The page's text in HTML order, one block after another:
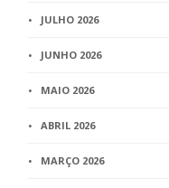
JULHO 2026
JUNHO 2026
MAIO 2026
ABRIL 2026
MARÇO 2026